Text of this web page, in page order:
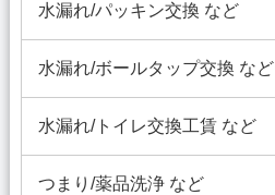
水漏れ/パッキン交換 など
水漏れ/ボールタップ交換 など
水漏れ/トイレ交換工賃 など
つまり/薬品洗浄 など